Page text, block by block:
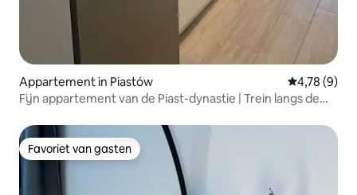
Appartement in Piastów
4,78 (9)
Fijn appartement van de Piast-dynastie | Trein langs de
Favoriet van gasten
Favoriet van gasten